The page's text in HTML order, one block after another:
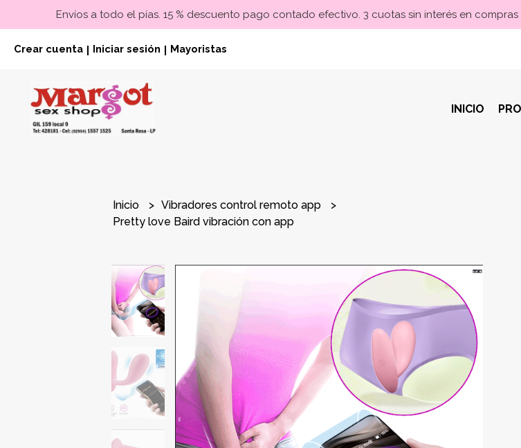
Envíos a todo el pías. 15 % descuento pago contado efectivo. 3 cuotas sin interés en
Crear cuenta Iniciar sesión Mayoristas
INICIO
Inicio
Vibradores control remoto app
Pretty love Baird vibración con app